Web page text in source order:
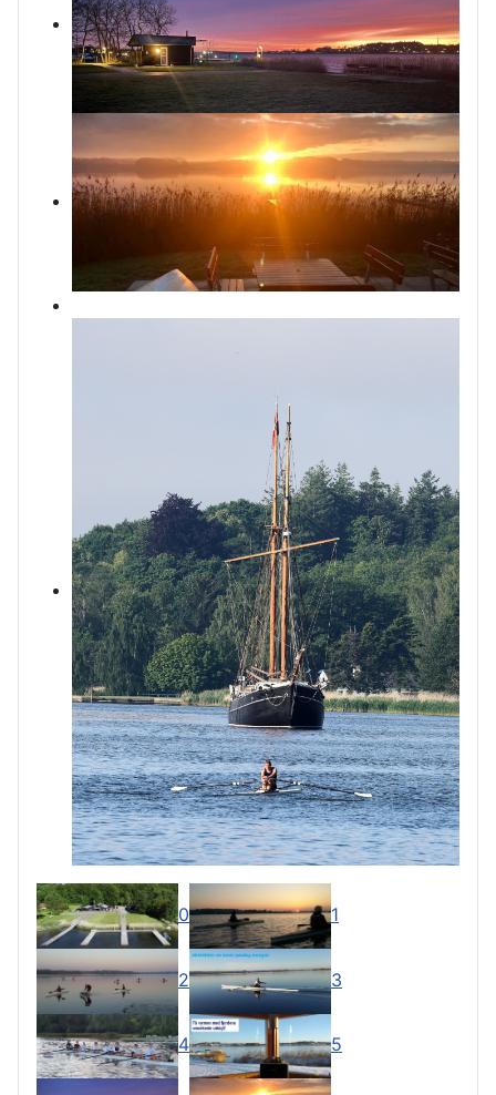
0 1
2 3
4 5